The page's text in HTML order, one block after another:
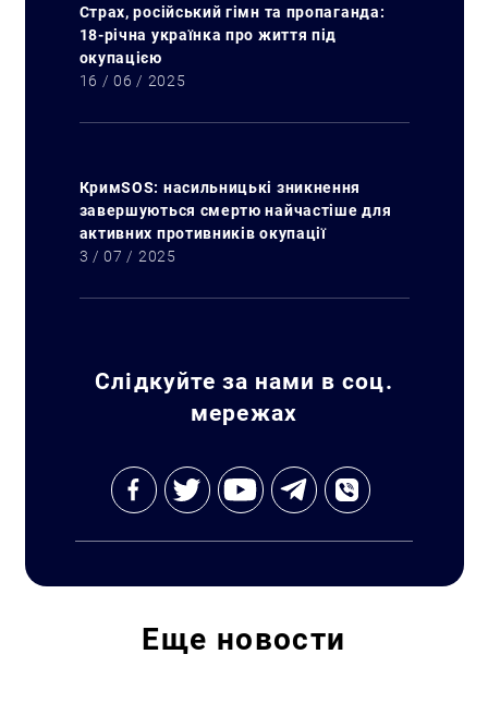
Страх, російський гімн та пропаганда:
18-річна українка про життя під
окупацією
16 / 06 / 2025
КримSOS: насильницькі зникнення
завершуються смертю найчастіше для
активних противників окупації
3 / 07 / 2025
Слідкуйте за нами в соц.
мережах
Еще новости